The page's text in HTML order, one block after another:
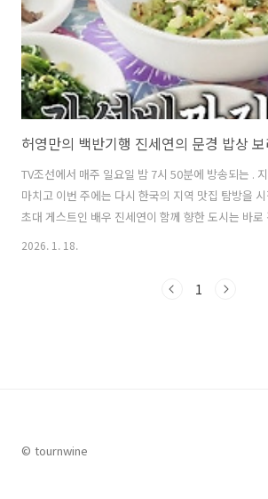
TV조선에서 매주 일요일 밤 7시 50분에 방송되는 .
마치고 이번 주에는 다시 한국의 지역 맛집 탐방을
초대 게스트인 배우 진세연이 함께 향한 도시는 바로
허영만의 백반기행 문경 편에서는 '진세연의 문경 밥
문경 보리밥, 칼국수 맛집이 소개되어 눈길을 끌었는
2026. 1. 18.
1
© tournwine